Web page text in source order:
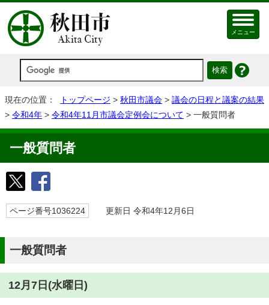
メニュー
現在の位置： トップページ > 秋田市議会 > 議会の日程と議案の結果
> 令和4年 > 令和4年11月市議会定例会について > 一般質問者
一般質問者
ページ番号1036224 更新日 令和4年12月6日
一般質問者
12月7日(水曜日)